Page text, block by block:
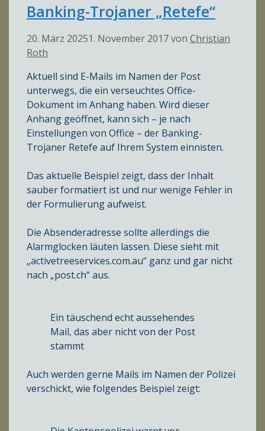
Banking-Trojaner „Retefe“
20. März 20251. November 2017von Christian
Roth
Aktuell sind E-Mails im Namen der Post
unterwegs, die ein verseuchtes Office-
Dokument im Anhang haben. Wird dieser
Anhang geöffnet, kann sich – je nach
Einstellungen von Office – der Banking-
Trojaner Retefe auf Ihrem System einnisten.
Das aktuelle Beispiel zeigt, dass der Inhalt
sauber formatiert ist und nur wenige Fehler in
der Formulierung aufweist.
Die Absenderadresse sollte allerdings die
Alarmglocken läuten lassen. Diese sieht mit
„activetreeservices.com.au“ ganz und gar nicht
nach „post.ch“ aus.
Ein täuschend echt aussehendes
Mail, das aber nicht von der Post
stammt
Auch werden gerne Mails im Namen der Polizei
verschickt, wie folgendes Beispiel zeigt: